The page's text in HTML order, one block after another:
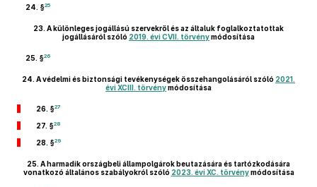
24. §25
23. A különleges jogállású szervekről és az általuk foglalkoztatottak
jogállásáról szóló 2019. évi CVII. törvénymódosítása
25. §26
24. A védelmi és biztonsági tevékenységek összehangolásáról szóló 2021.
évi XCIII. törvénymódosítása
26. §27
27. §28
28. §29
25. A harmadik országbeli állampolgárok beutazására és tartózkodására
vonatkozó általános szabályokról szóló 2023. évi XC. törvénymódosítása